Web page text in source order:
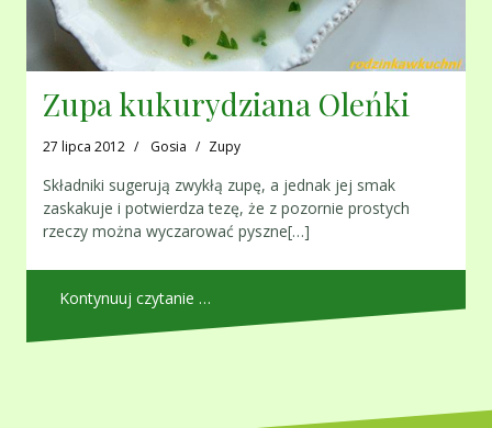
Zupa kukurydziana Oleńki
27 lipca 2012 Gosia Zupy
Składniki sugerują zwykłą zupę, a jednak jej smak
zaskakuje i potwierdza tezę, że z pozornie prostych
rzeczy można wyczarować pyszne[…]
Kontynuuj czytanie …